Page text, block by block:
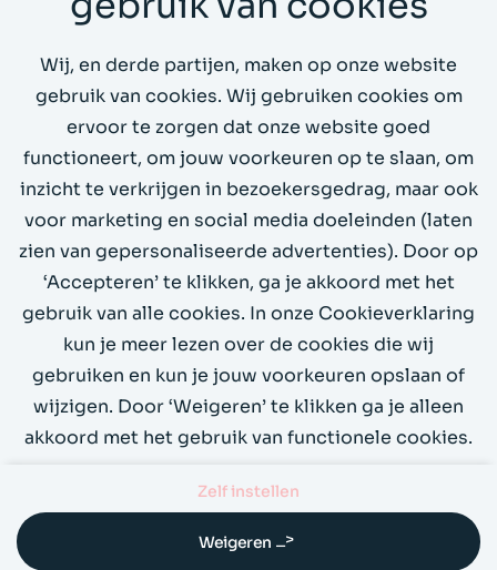
Wij, en derde partijen, maken op onze website
gebruik van cookies. Wij gebruiken cookies om
ervoor te zorgen dat onze website goed
functioneert, om jouw voorkeuren op te slaan, om
inzicht te verkrijgen in bezoekersgedrag, maar ook
voor marketing en social media doeleinden (laten
zien van gepersonaliseerde advertenties). Door op
‘Accepteren’ te klikken, ga je akkoord met het
gebruik van alle cookies. In onze Cookieverklaring
kun je meer lezen over de cookies die wij
gebruiken en kun je jouw voorkeuren opslaan of
wijzigen. Door ‘Weigeren’ te klikken ga je alleen
akkoord met het gebruik van functionele cookies.
Zelf instellen
Weigeren
CL Amsterdam
Stuur ons een mail
Bel ons op 020 4199066
Demo
Over ons Contact Privacy Cookies